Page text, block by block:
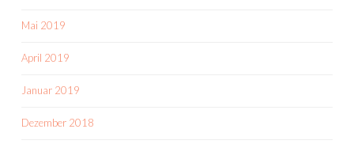
Mai 2019
April 2019
Januar 2019
Dezember 2018